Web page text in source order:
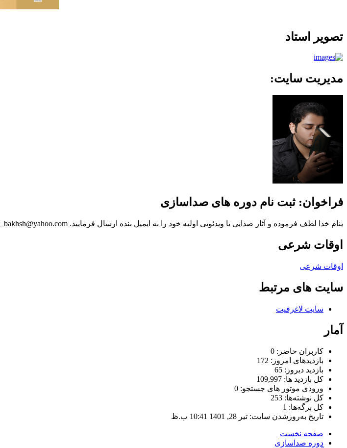
تصویر استاد
مدیریت سایت:
فراخوان: ثبت نام دوره های صداسازی
بنام خدا لطف فرموده و آثار صدایی یا ویدئویی اولیه خود را به ایمیل بنده ارسال فرمایید. jahan_bakhsh@yahoo.com با احترام جهانبخش فرجی
اوقات شرعی
اوقات شرعی
سایت های مرتبط
سایت لاغرفیت
آمار
کاربران حاضر: 0
بازدیدهای امروز: 172
بازدید دیروز: 65
کل بازدید ها: 109,997
ورودی‌ موتور های جستجو: 0
کل نوشته‌ها: 253
کل برگه‌ها: 1
تاریخ به‌روزشدن سایت: تیر 28, 1401 10:41 ب.ظ
صفحه نخست
دوره صداسازی